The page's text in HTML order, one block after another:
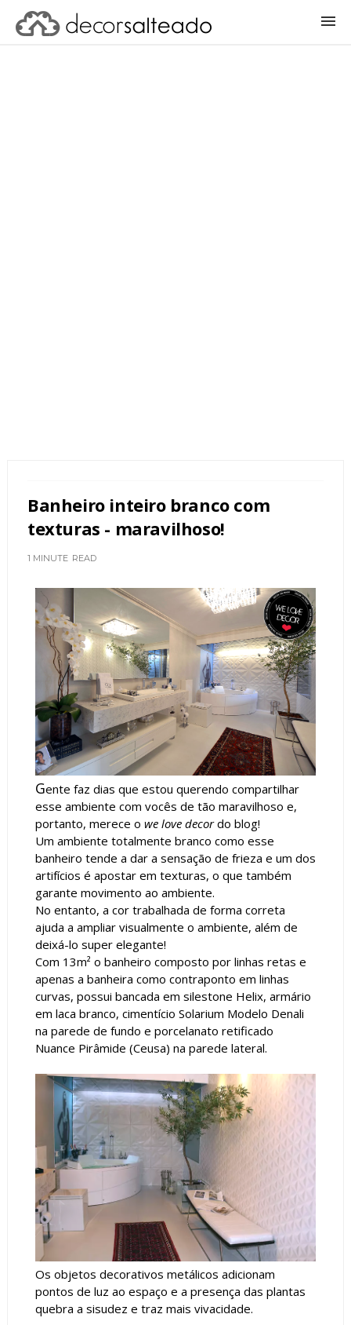
Banheiro inteiro branco com
texturas - maravilhoso!
1 MINUTE READ
Gente faz dias que estou querendo compartilhar
esse ambiente com vocês de tão maravilhoso e,
portanto, merece o we love decordo blog!
Um ambiente totalmente branco como esse
banheiro tende a dar a sensação de frieza e um dos
artifícios é apostar em texturas, o que também
garante movimento ao ambiente.
No entanto, a cor trabalhada de forma correta
ajuda a ampliar visualmente o ambiente, além de
deixá-lo super elegante!
Com 13m² o banheiro composto por linhas retas e
apenas a banheira como contraponto em linhas
curvas, possui bancada em silestone Helix, armário
em laca branco, cimentício Solarium Modelo Denali
na parede de fundo e porcelanato retificado
Nuance Pirâmide (Ceusa) na parede lateral.
Os objetos decorativos metálicos adicionam
pontos de luz ao espaço e a presença das plantas
quebra a sisudez e traz mais vivacidade.